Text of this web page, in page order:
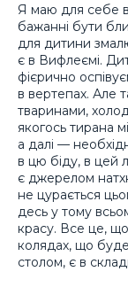
Я маю для себе
бажанні бути
для дитини
є в Вифлеємі.
фієрично
в вертепах. Але
тваринами,
якогось тирана
а далі —
в цю біду, в цей
є джерелом
не цурається
десь у тому
красу. Все це,
колядах, що
столом, є в